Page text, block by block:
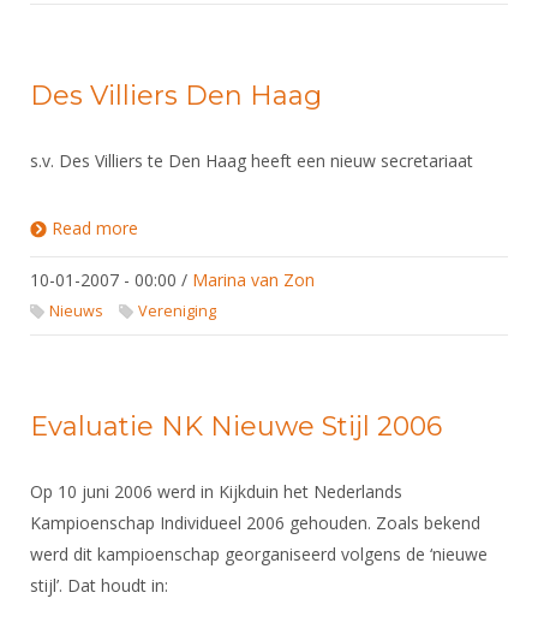
Des Villiers Den Haag
s.v. Des Villiers te Den Haag heeft een nieuw secretariaat
Read more
10-01-2007 - 00:00 / Marina van Zon
Nieuws Vereniging
Evaluatie NK Nieuwe Stijl 2006
Op 10 juni 2006 werd in Kijkduin het Nederlands
Kampioenschap Individueel 2006 gehouden. Zoals bekend
werd dit kampioenschap georganiseerd volgens de ‘nieuwe
stijl’. Dat houdt in: